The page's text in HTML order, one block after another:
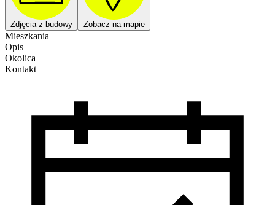
Zdjęcia z budowy Zobacz na mapie
Mieszkania
Opis
Okolica
Kontakt